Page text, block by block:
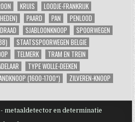
KRUIS
LOODJE-FRANKRIJK
PAARD PAN
PENLOOD
SJABLOONKNOOP
SPOORWEGEN
STAATSSPOORWEGEN BELGIE
TELMERK
TRAM EN TREIN
TYPE WOLLE-DEEKEN
(1600-1700*) ZILVEREN-KNOOP
metaaldetector en determinatie